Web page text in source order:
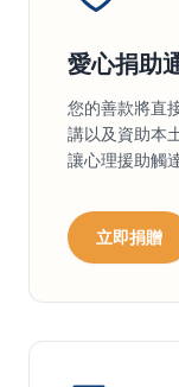
愛心捐助
您的善款將直
講以及資助本
讓心理援助觸
立即捐贈